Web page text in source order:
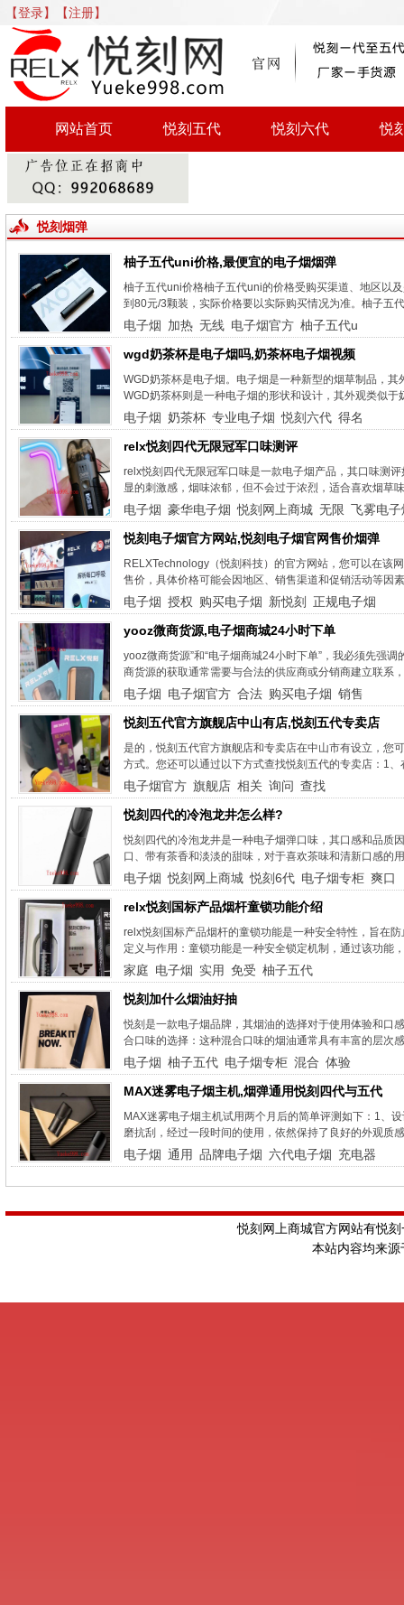
【登录】 【注册】
网站首页 悦刻五代 悦刻六代 悦
悦刻烟弹
柚子五代uni价格,最便宜的电子烟烟弹
柚子五代uni价格柚子五代uni的价格受购买渠道、地区以
到80元/3颗装，实际价格要以实际购买情况为准。柚子五
电子烟 加热 无线 电子烟官方 柚子五代u
wgd奶茶杯是电子烟吗,奶茶杯电子烟视频
WGD奶茶杯是电子烟。电子烟是一种新型的烟草制品，
WGD奶茶杯则是一种电子烟的形状和设计，其外观类似
电子烟 奶茶杯 专业电子烟 悦刻六代 得名
relx悦刻四代无限冠军口味测评
relx悦刻四代无限冠军口味是一款电子烟产品，其口味测
显的刺激感，烟味浓郁，但不会过于浓烈，适合喜欢烟
电子烟 豪华电子烟 悦刻网上商城 无限 飞雾电子
悦刻电子烟官方网站,悦刻电子烟官网售价烟弹
RELXTechnology（悦刻科技）的官方网站，您可以在该
售价，具体价格可能会因地区、销售渠道和促销活动等
电子烟 授权 购买电子烟 新悦刻
正规电子烟
yooz微商货源,电子烟商城24小时下单
yooz微商货源”和“电子烟商城24小时下单”，我必须先强
商货源的获取通常需要与合法的供应商或分销商建立联系
电子烟 电子烟官方 合法 购买电子烟 销售
悦刻五代官方旗舰店中山有店,悦刻五代专卖店
是的，悦刻五代官方旗舰店和专卖店在中山市有设立，您
方式。您还可以通过以下方式查找悦刻五代的专卖店：1
电子烟官方 旗舰店 相关 询问 查找
悦刻四代的冷泡龙井怎么样?
悦刻四代的冷泡龙井是一种电子烟弹口味，其口感和品质
口、带有茶香和淡淡的甜味，对于喜欢茶味和清新口感
电子烟 悦刻网上商城 悦刻6代 电子烟专柜 爽口
relx悦刻国标产品烟杆童锁功能介绍
relx悦刻国标产品烟杆的童锁功能是一种安全特性，旨在
定义与作用：童锁功能是一种安全锁定机制，通过该功
家庭 电子烟 实用 免受 柚子五代
悦刻加什么烟油好抽
悦刻是一款电子烟品牌，其烟油的选择对于使用体验和口
合口味的选择：这种混合口味的烟油通常具有丰富的层
电子烟 柚子五代 电子烟专柜 混合 体验
MAX迷雾电子烟主机,烟弹通用悦刻四代与五代
MAX迷雾电子烟主机试用两个月后的简单评测如下：1、
磨抗刮，经过一段时间的使用，依然保持了良好的外观
电子烟 通用 品牌电子烟 六代电子烟 充电器
悦刻网上商城官方网站有悦
本站内容均来